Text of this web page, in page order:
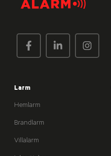
Larm
Hemlarm
Brandlarm
Villalarm